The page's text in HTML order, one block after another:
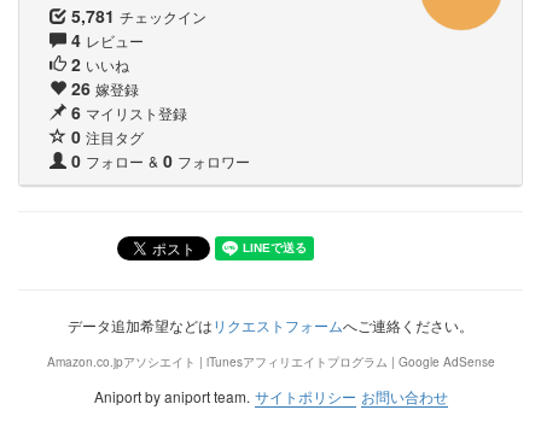
5,781 チェックイン
4 レビュー
2 いいね
26 嫁登録
6 マイリスト登録
0 注目タグ
0 フォロー & 0 フォロワー
データ追加希望などはリクエストフォームへご連絡ください。
Amazon.co.jpアソシエイト | iTunesアフィリエイトプログラム | Google AdSense
Aniport by aniport team. サイトポリシー お問い合わせ